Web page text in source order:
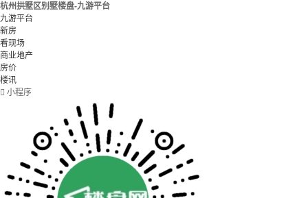
杭州拱墅区别墅楼盘-九游平台
九游平台
新房
看现场
商业地产
房价
楼讯
 小程序